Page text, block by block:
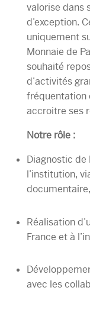
valorise dans
d’exception.
uniquement
Monnaie de
souhaité
d’activités
fréquentation
accroitre ses
Notre rôle :
Diagnostic
l’institution,
documentaire,
Réalisation
France et à
avec les